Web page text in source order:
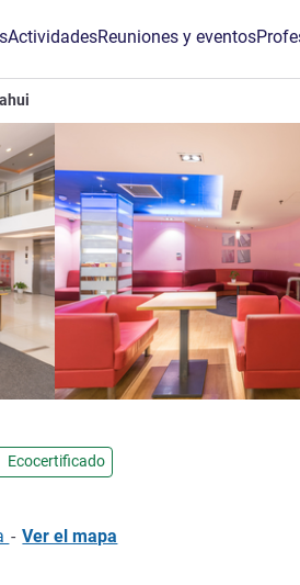
ActividadesReuniones y eventos
Ecocertificado
- Ver el mapa